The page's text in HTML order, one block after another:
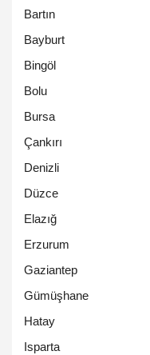
Bartın
Bayburt
Bingöl
Bolu
Bursa
Çankırı
Denizli
Düzce
Elazığ
Erzurum
Gaziantep
Gümüşhane
Hatay
Isparta